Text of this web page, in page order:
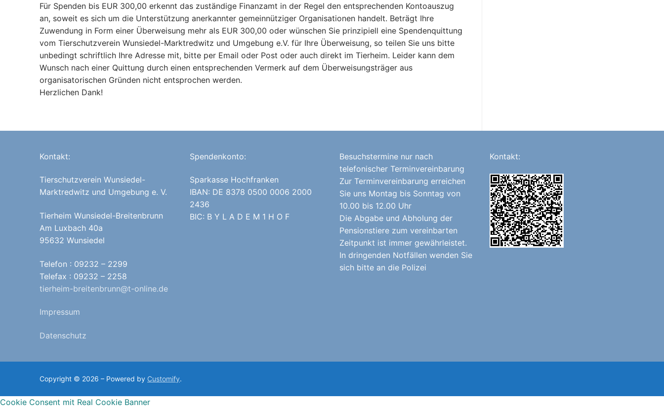
Für Spenden bis EUR 300,00 erkennt das zuständige Finanzamt in der Regel den entsprechenden Kontoauszug
an, soweit es sich um die Unterstützung anerkannter gemeinnütziger Organisationen handelt. Beträgt Ihre
Zuwendung in Form einer Überweisung mehr als EUR 300,00 oder wünschen Sie prinzipiell eine Spendenquittung
vom Tierschutzverein Wunsiedel-Marktredwitz und Umgebung e.V. für Ihre Überweisung, so teilen Sie uns bitte
unbedingt schriftlich Ihre Adresse mit, bitte per Email oder Post oder auch direkt im Tierheim. Leider kann dem
Wunsch nach einer Quittung durch einen entsprechenden Vermerk auf dem Überweisungsträger aus
organisatorischen Gründen nicht entsprochen werden.
Herzlichen Dank!
Kontakt:
Tierschutzverein Wunsiedel-
Marktredwitz und Umgebung e. V.
Tierheim Wunsiedel-Breitenbrunn
Am Luxbach 40a
95632 Wunsiedel
Telefon : 09232 – 2299
Telefax : 09232 – 2258
tierheim-breitenbrunn@t-online.de
Impressum
Datenschutz
Spendenkonto:
Sparkasse Hochfranken
IBAN: DE 8378 0500 0006 2000
2436
BIC: B Y L A D E M 1 H O F
Besuchstermine nur nach
telefonischer Terminvereinbarung
Zur Terminvereinbarung erreichen
Sie uns Montag bis Sonntag von
10.00 bis 12.00 Uhr
Die Abgabe und Abholung der
Pensionstiere zum vereinbarten
Zeitpunkt ist immer gewährleistet.
In dringenden Notfällen wenden Sie
sich bitte an die Polizei
Kontakt:
Copyright © 2026 – Powered by Customify.
Cookie Consent mit Real Cookie Banner